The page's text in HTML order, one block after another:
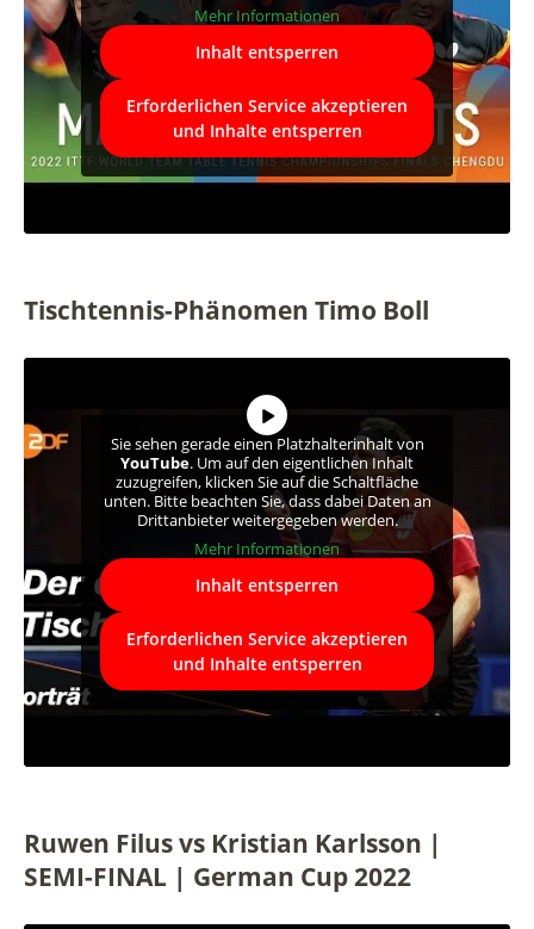
Mehr Informationen
Inhalt entsperren
Erforderlichen Service akzeptieren
und Inhalte entsperren
Tischtennis-Phänomen Timo Boll
Sie sehen gerade einen Platzhalterinhalt von
YouTube. Um auf den eigentlichen Inhalt
zuzugreifen, klicken Sie auf die Schaltfläche
unten. Bitte beachten Sie, dass dabei Daten an
Drittanbieter weitergegeben werden.
Mehr Informationen
Inhalt entsperren
Erforderlichen Service akzeptieren
und Inhalte entsperren
Ruwen Filus vs Kristian Karlsson |
SEMI-FINAL | German Cup 2022